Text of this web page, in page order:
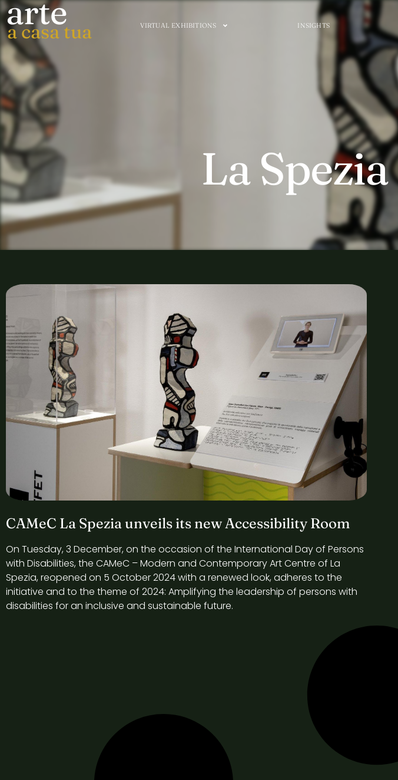
arte
a casa tua VIRTUAL EXHIBITIONS INSIGHTS
La Spezia
CAMeC La Spezia unveils its new Accessibility Room
On Tuesday, 3 December, on the occasion of the International Day of Persons
with Disabilities, the CAMeC – Modern and Contemporary Art Centre of La
Spezia, reopened on 5 October 2024 with a renewed look, adheres to the
initiative and to the theme of 2024: Amplifying the leadership of persons with
disabilities for an inclusive and sustainable future.